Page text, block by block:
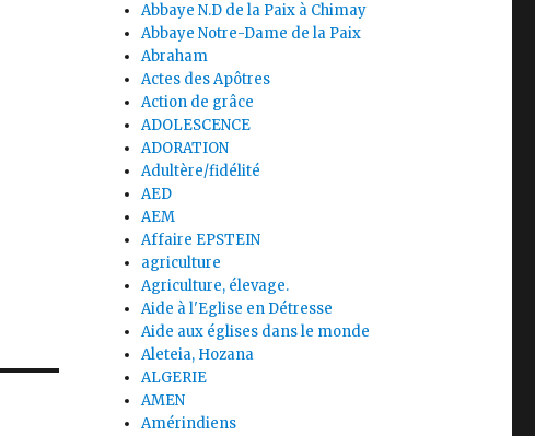
Abbaye N.D de la Paix à Chimay
Abbaye Notre-Dame de la Paix
Abraham
Actes des Apôtres
Action de grâce
ADOLESCENCE
ADORATION
Adultère/fidélité
AED
AEM
Affaire EPSTEIN
agriculture
Agriculture, élevage.
Aide à l'Eglise en Détresse
Aide aux églises dans le monde
Aleteia, Hozana
ALGERIE
AMEN
Amérindiens